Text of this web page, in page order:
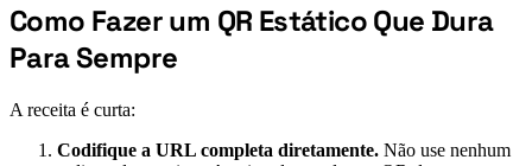
#
Como Fazer um QR Estático Que Dura
Para Sempre
A receita é curta:
Codifique a URL completa diretamente. Não use nenhum